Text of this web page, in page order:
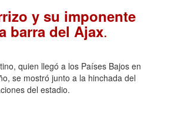
y su imponente
barra del Ajax.
quien llegó a los Países Bajos en
se mostró junto a la hinchada del
del estadio.